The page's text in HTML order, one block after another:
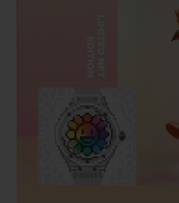
빅뱅
썸머 멀티 컬러 세라믹